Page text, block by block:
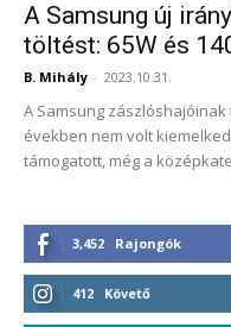
A Samsung új
töltést: 65W és
B. Mihály - 2023.10.31.
A Samsung
években nem volt
támogatott, még a
3,452 Rajongók
412 Követő